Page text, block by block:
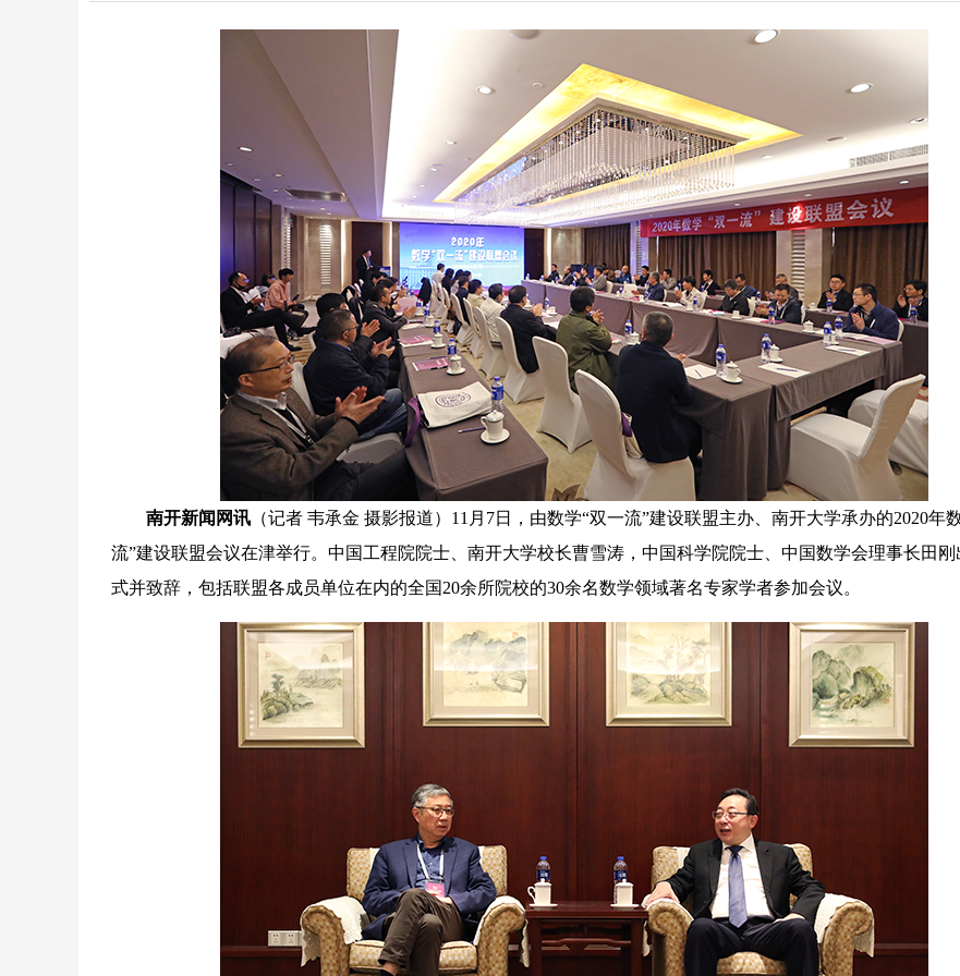
南开新闻网讯 （记者 韦承金 摄影报道）11月7日，由数学“双一流”建设联盟主办、南开大学承办的2020年
流”建设联盟会议在津举行。中国工程院院士、南开大学校长曹雪涛，中国科学院院士、中国数学会理事长田刚
式并致辞，包括联盟各成员单位在内的全国20余所院校的30余名数学领域著名专家学者参加会议。